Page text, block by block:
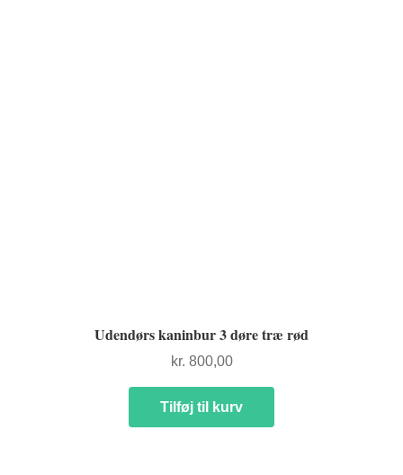
Udendørs kaninbur 3 døre træ rød
kr. 800,00
Tilføj til kurv